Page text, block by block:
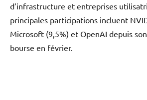
d’infrastructure et entreprises
principales participations incluent
Microsoft (9,5%) et OpenAI depuis
bourse en février.